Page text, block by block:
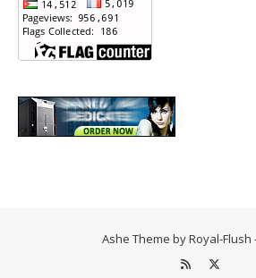
Ashe Theme by Royal-Flush